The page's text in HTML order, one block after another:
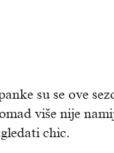
su se ove
više nije
chic.